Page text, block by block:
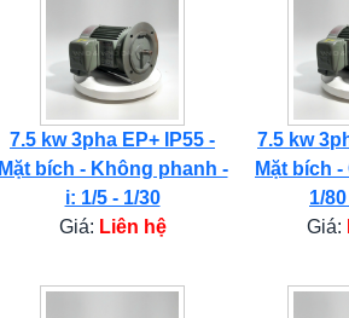
7.5 kw 3pha EP+ IP55 -
Mặt bích - Không phanh -
i: 1/5 - 1/30
Giá: Liên hệ
7.5 kw
Mặt bích
1/
Giá: